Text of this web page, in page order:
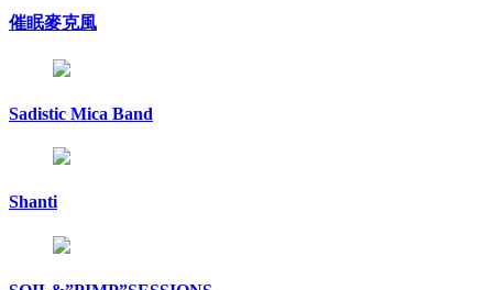
催眠麥克風
Sadistic Mica Band
Shanti